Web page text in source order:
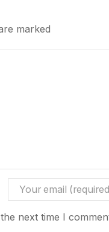
marked
next time I